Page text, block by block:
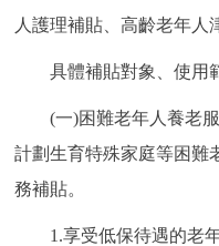
人護理補貼、高齡老年人
具體補貼對象、使用範
(一)困難老年人養老服
計劃生育特殊家庭等困難
務補貼。
1.享受低保待遇的老年